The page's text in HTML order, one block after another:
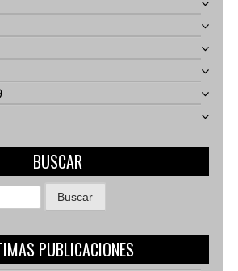
BUSCAR
PUBLICACIONES